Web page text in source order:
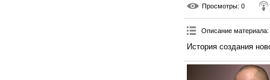
Просмотры: 0
Описание материала:
История создания